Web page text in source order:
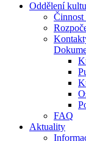
Oddělení
Činnost
FAQ
Aktuality